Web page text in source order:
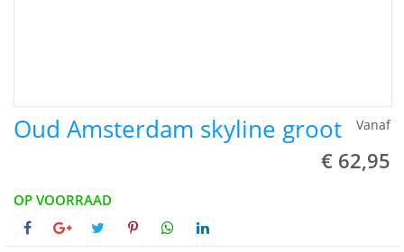
Oud Amsterdam skyline groot Vanaf
€ 62,95
OP VOORRAAD